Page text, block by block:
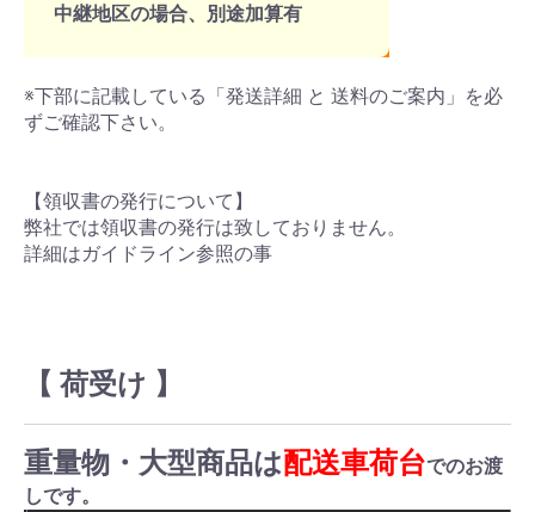
中継地区の場合、別途加算有
※下部に記載している「発送詳細 と 送料のご案内」を必
ずご確認下さい。
【領収書の発行について】
弊社では領収書の発行は致しておりません。
詳細はガイドライン参照の事
【 荷受け 】
重量物・大型商品は配送車荷台でのお渡
しです。